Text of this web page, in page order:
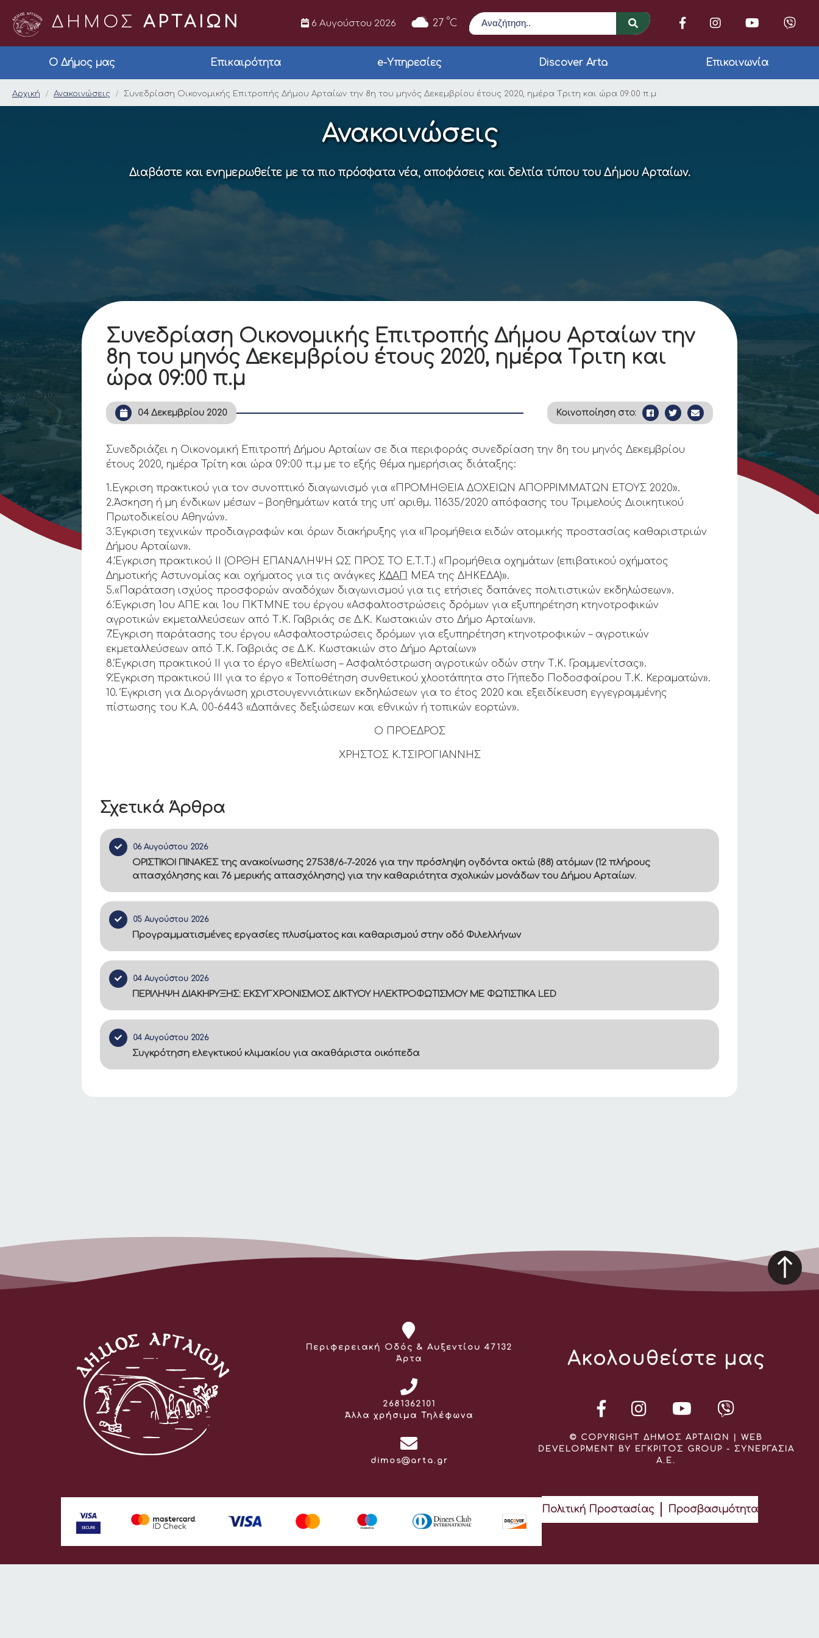
ΔΗΜΟΣ ΑΡΤΑΙΩΝ 6 Αυγούστου 2026 27 °C
Αναζήτηση
Ο Δήμος μας Επικαιρότητα e-Υπηρεσίες Discover Arta Επικοινωνία
Συνεδρίαση Οικονομικής Επιτροπής Δήμου Αρταίων την 8η
Αρχική Ανακοινώσεις Συνεδρίαση Οικονομικής Επιτροπής Δήμου Αρταίων την 8η του μηνός Δεκεμβρίου έτους 2020, ημέρα Tριτη και ώρα 09:00 π.μ
Ανακοινώσεις
Διαβάστε και ενημερωθείτε με τα πιο πρόσφατα νέα, αποφάσεις και δελτία τύπου του Δήμου Αρταίων.
Σχετικά Άρθρα
06 Αυγούστου 2026
ΟΡΙΣΤΙΚΟΙ ΠΙΝΑΚΕΣ της ανακοίνωσης 27538/6-7-2026 για την πρόσληψη ογδόντα οκτώ (88) ατόμων (12 πλήρους
απασχόλησης και 76 μερικής απασχόλησης) για την καθαριότητα σχολικών μονάδων του Δήμου Αρταίων.
05 Αυγούστου 2026
Προγραμματισμένες εργασίες πλυσίματος και καθαρισμού στην οδό Φιλελλήνων
04 Αυγούστου 2026
ΠΕΡΙΛΗΨΗ ΔΙΑΚΗΡΥΞΗΣ: ΕΚΣΥΓΧΡΟΝΙΣΜΟΣ ΔΙΚΤΥΟΥ ΗΛΕΚΤΡΟΦΩΤΙΣΜΟΥ ΜΕ ΦΩΤΙΣΤΙΚΑ LED
04 Αυγούστου 2026
Συγκρότηση ελεγκτικού κλιμακίου για ακαθάριστα οικόπεδα
Συνεδρίαση Οικονομικής Επιτροπής Δήμου Αρταίων την
8η του μηνός Δεκεμβρίου έτους 2020, ημέρα Tριτη και
ώρα 09:00 π.μ
04 Δεκεμβρίου 2020 Κοινοποίηση στο:
Συνεδριάζει η Οικονομική Επιτροπή Δήμου Αρταίων σε δια περιφοράς συνεδρίαση την 8η του μηνός Δεκεμβρίου
έτους 2020, ημέρα Τρίτη και ώρα 09:00 π.μ με το εξής θέμα ημερήσιας διάταξης:
1.Εγκριση πρακτικού για τον συνοπτικό διαγωνισμό για «ΠΡΟΜΗΘΕΙΑ ΔΟΧΕΙΩΝ ΑΠΟΡΡΙΜΜΑΤΩΝ ΕΤΟΥΣ 2020».
2.Άσκηση ή μη ένδικων μέσων – βοηθημάτων κατά της υπ’ αριθμ. 11635/2020 απόφασης του Τριμελούς Διοικητικού
Πρωτοδικείου Αθηνών».
3.Έγκριση τεχνικών προδιαγραφών και όρων διακήρυξης για «Προμήθεια ειδών ατομικής προστασίας καθαριστριών
Δήμου Αρταίων».
4.Έγκριση πρακτικού ΙΙ (ΟΡΘΗ ΕΠΑΝΑΛΗΨΗ ΩΣ ΠΡΟΣ ΤΟ Ε.Τ.Τ.) «Προμήθεια οχημάτων (επιβατικού οχήματος
Δημοτικής Αστυνομίας και οχήματος για τις ανάγκες ΚΔΑΠ ΜΕΑ της ΔΗΚΕΔΑ)».
5.«Παράταση ισχύος προσφορών αναδόχων διαγωνισμού για τις ετήσιες δαπάνες πολιτιστικών εκδηλώσεων».
6.Έγκριση 1ου ΑΠΕ και 1ου ΠΚΤΜΝΕ του έργου «Ασφαλτοστρώσεις δρόμων για εξυπηρέτηση κτηνοτροφικών
αγροτικών εκμεταλλεύσεων από Τ.Κ. Γαβριάς σε Δ.Κ. Κωστακιών στο Δήμο Αρταίων».
7.Έγκριση παράτασης του έργου «Ασφαλτοστρώσεις δρόμων για εξυπηρέτηση κτηνοτροφικών – αγροτικών
εκμεταλλεύσεων από Τ.Κ. Γαβριάς σε Δ.Κ. Κωστακιών στο Δήμο Αρταίων»
8.Έγκριση πρακτικού ΙΙ για το έργο «Βελτίωση – Ασφαλτόστρωση αγροτικών οδών στην Τ.Κ. Γραμμενίτσας».
9.Έγκριση πρακτικού ΙΙΙ για το έργο « Τοποθέτηση συνθετικού χλοοτάπητα στο Γήπεδο Ποδοσφαίρου Τ.Κ. Κεραματών».
10. Έγκριση για Διοργάνωση χριστουγεννιάτικων εκδηλώσεων για το έτος 2020 και εξειδίκευση εγγεγραμμένης
πίστωσης του Κ.Α. 00-6443 «Δαπάνες δεξιώσεων και εθνικών ή τοπικών εορτών».
Ο ΠΡΟΕΔΡΟΣ
ΧΡΗΣΤΟΣ Κ.ΤΣΙΡΟΓΙΑΝΝΗΣ
Διεύθυνση:
Περιφερειακή Οδός & Αυξεντίου 47132
Άρτα
Τηλέφωνο:
2681362101
Άλλα χρήσιμα Τηλέφωνα
Email:
dimos@arta.gr
Ακολουθείστε μας
© COPYRIGHT ΔΗΜΟΣ ΑΡΤΑΙΩΝ | WEB
DEVELOPMENT BY ΕΓΚΡΙΤΟΣ GROUP - ΣΥΝΕΡΓΑΣΙΑ
Α.Ε.
Πολιτική Προστασίας Προσβασιμότητα